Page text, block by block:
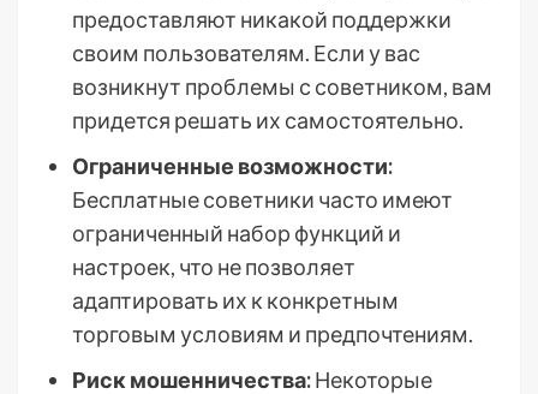
предоставляют никакой поддержки
своим пользователям. Если у вас
возникнут проблемы с советником, вам
придется решать их самостоятельно.
Ограниченные возможности:
Бесплатные советники часто имеют
ограниченный набор функций и
настроек, что не позволяет
адаптировать их к конкретным
торговым условиям и предпочтениям.
Риск мошенничества:Некоторые